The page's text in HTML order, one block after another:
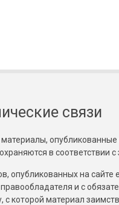
связи
опубликованные
в соответствии
опубликованных на сайте
и с
с которой материал